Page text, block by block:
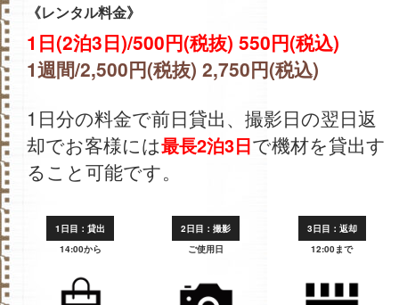
《レンタル料金》
1日(2泊3日)/500円(税抜) 550円(税込)
1週間/2,500円(税抜) 2,750円(税込)
1日分の料金で前日貸出、撮影日の翌日返
却でお客様には最長2泊3日で機材を貸出す
ること可能です。
1日目：貸出
14:00から
2日目：撮影
ご使用日
3日目：返却
12:00まで